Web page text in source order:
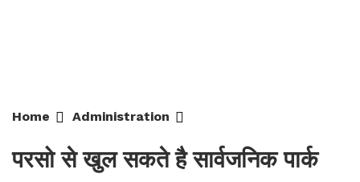
Home Administration
परसो से खुल सकते है सार्वजनिक पार्क